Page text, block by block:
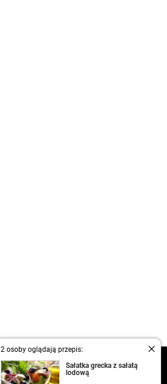
2 osoby oglądają przepis:
Sałatka grecka z sałatą
lodową
kontakt
regulamin